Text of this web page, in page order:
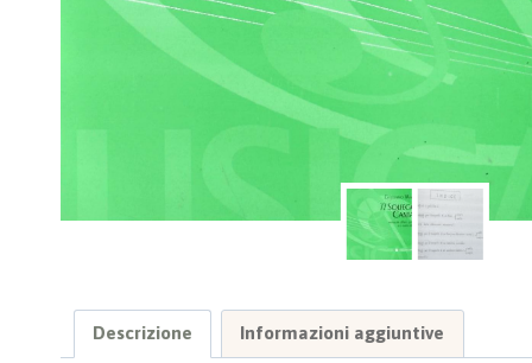
Descrizione Informazioni aggiuntive